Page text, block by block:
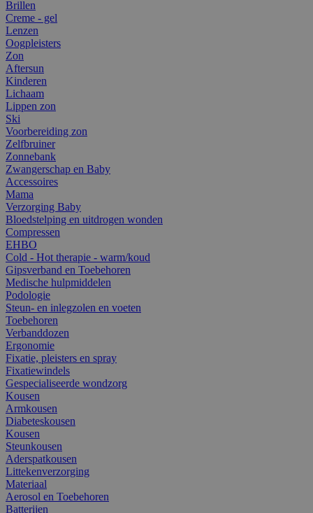
Brillen
Creme - gel
Lenzen
Oogpleisters
Zon
Aftersun
Kinderen
Lichaam
Lippen zon
Ski
Voorbereiding zon
Zelfbruiner
Zonnebank
Zwangerschap en Baby
Accessoires
Mama
Verzorging Baby
Bloedstelping en uitdrogen wonden
Compressen
EHBO
Cold - Hot therapie - warm/koud
Gipsverband en Toebehoren
Medische hulpmiddelen
Podologie
Steun- en inlegzolen en voeten
Toebehoren
Verbanddozen
Ergonomie
Fixatie, pleisters en spray
Fixatiewindels
Gespecialiseerde wondzorg
Kousen
Armkousen
Diabeteskousen
Kousen
Steunkousen
Aderspatkousen
Littekenverzorging
Materiaal
Aerosol en Toebehoren
Batterijen